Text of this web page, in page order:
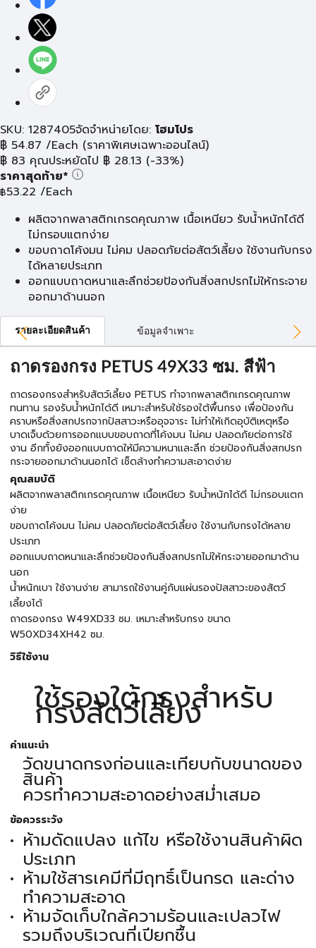
SKU: 1287405จัดจำหน่ายโดย: โฮมโปร
฿ 54.87 /Each (ราคาพิเศษเฉพาะออนไลน์)
฿ 83 คุณประหยัดไป ฿ 28.13 (-33%)
ราคาสุดท้าย*
฿53.22 /Each
ผลิตจากพลาสติกเกรดคุณภาพ เนื้อเหนียว รับน้ำหนักได้ดี
ไม่กรอบแตกง่าย
ขอบถาดโค้งมน ไม่คม ปลอดภัยต่อสัตว์เลี้ยง ใช้งานกับกรง
ได้หลายประเภท
ออกแบบถาดหนาและลึกช่วยป้องกันสิ่งสกปรกไม่ให้กระจาย
ออกมาด้านนอก
รายละเอียดสินค้า ข้อมูลจำเพาะ
ถาดรองกรง PETUS 49X33 ซม. สีฟ้า
ถาดรองกรงสำหรับสัตว์เลี้ยง PETUS ทำจากพลาสติกเกรดคุณภาพ
ทนทาน รองรับน้ำหนักได้ดี เหมาะสำหรับใช้รองใต้พื้นกรง เพื่อป้องกัน
คราบหรือสิ่งสกปรกจากปัสสาวะหรืออุจจาระ ไม่ทำให้เกิดอุบัติเหตุหรือ
บาดเจ็บด้วยการออกแบบขอบถาดที่โค้งมน ไม่คม ปลอดภัยต่อการใช้
งาน อีกทั้งยังออกแบบถาดให้มีความหนาและลึก ช่วยป้องกันสิ่งสกปรก
กระจายออกมาด้านนอกได้ เช็ดล้างทำความสะอาดง่าย
คุณสมบัติ
ผลิตจากพลาสติกเกรดคุณภาพ เนื้อเหนียว รับน้ำหนักได้ดี ไม่กรอบแตก
ง่าย
ขอบถาดโค้งมน ไม่คม ปลอดภัยต่อสัตว์เลี้ยง ใช้งานกับกรงได้หลาย
ประเภท
ออกแบบถาดหนาและลึกช่วยป้องกันสิ่งสกปรกไม่ให้กระจายออกมาด้าน
นอก
น้ำหนักเบา ใช้งานง่าย สามารถใช้งานคู่กับแผ่นรองปัสสาวะของสัตว์
เลี้ยงได้
ถาดรองกรง W49XD33 ซม. เหมาะสำหรับกรง ขนาด
W50XD34XH42 ซม.
วิธีใช้งาน
ใช้รองใต้กรงสำหรับ
กรงสัตว์เลี้ยง
คำแนะนำ
วัดขนาดกรงก่อนและเทียบกับขนาดของ
สินค้า
ควรทำความสะอาดอย่างสม่ำเสมอ
ข้อควรระวัง
ห้ามดัดแปลง แก้ไข หรือใช้งานสินค้าผิด
ประเภท
ห้ามใช้สารเคมีที่มีฤทธิ์เป็นกรด และด่าง
ทำความสะอาด
ห้ามจัดเก็บใกล้ความร้อนและเปลวไฟ
รวมถึงบริเวณที่เปียกชื้น